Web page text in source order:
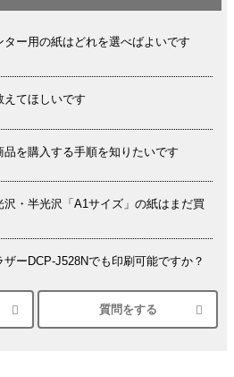
ター用の紙はどれを選べばよいです
えてほしいです
を購入する手順を知りたいです
・半光沢「A1サイズ」の紙はまだ買
ーDCP-J528Nでも印刷可能ですか？
EP-30VAで印刷するときの設定
質問をする